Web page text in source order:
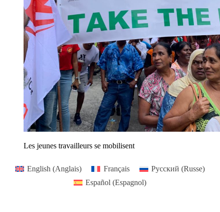
Les jeunes travailleurs se mobilisent
English (Anglais) Français Русский (Russe)
Español (Espagnol)